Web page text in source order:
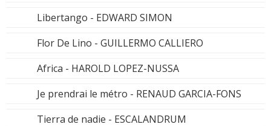
Libertango - EDWARD SIMON
Flor De Lino - GUILLERMO CALLIERO
Africa - HAROLD LOPEZ-NUSSA
Je prendrai le métro - RENAUD GARCIA-FONS
Tierra de nadie - ESCALANDRUM